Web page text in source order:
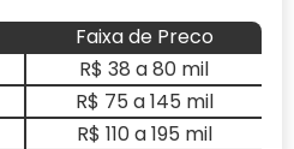
Faixa de Preco
R$ 38 a 80 mil
R$ 75 a 145 mil
R$ 110 a 195 mil